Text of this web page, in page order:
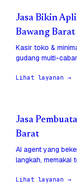
Jasa Bikin
Bawang Barat
Kasir toko &
gudang multi-
Lihat layanan →
Jasa
Barat
AI agent yang
langkah, memakai
Lihat layanan →